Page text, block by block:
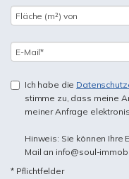
Ich habe die
stimme zu, dass meine
meiner Anfrage
Hinweis: Sie können Ihre
Mail an info@soul-
* Pflichtfelder